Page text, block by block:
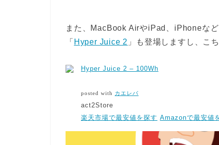
また、MacBook AirやiPad、iPhoneな
「 Hyper Juice 2 」も登場しますし、こ
Hyper Juice 2 – 100Wh
posted with カエレバ
act2Store
楽天市場で最安値を探す Amazonで最安値